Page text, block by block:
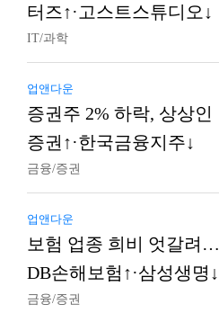
터즈↑·고스트스튜디오↓
IT/과학
업앤다운
증권주 2% 하락, 상상인
증권↑·한국금융지주↓
금융/증권
업앤다운
보험 업종 희비 엇갈려…
DB손해보험↑·삼성생명↓
금융/증권